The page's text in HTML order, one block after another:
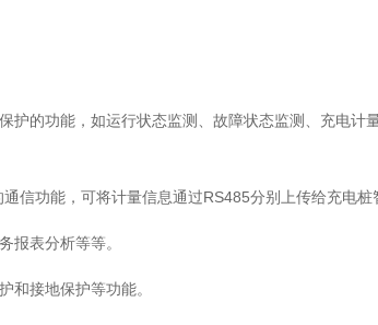
护的功能，如运行状态监测、故障状态监测、充电计
信功能，可将计量信息通过RS485分别上传给充电桩
报表分析等等。
和接地保护等功能。